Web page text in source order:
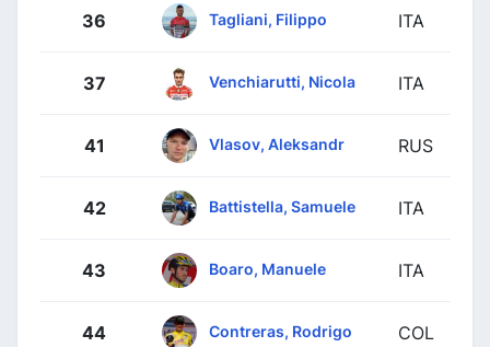
36 Tagliani, Filippo ITA
37 Venchiarutti, Nicola ITA
41 Vlasov, Aleksandr RUS
42 Battistella, Samuele ITA
43 Boaro, Manuele ITA
44 Contreras, Rodrigo COL